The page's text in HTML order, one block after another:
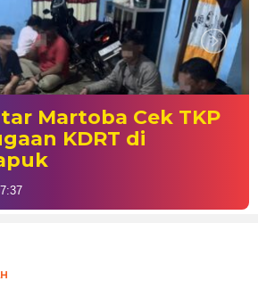
Martoba Cek TKP
KDRT di